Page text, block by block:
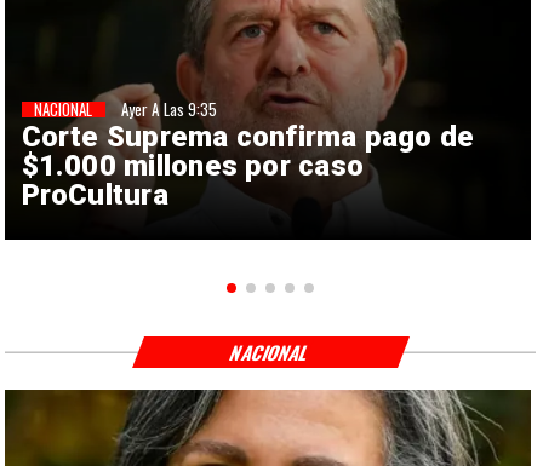
Corte Suprema confirma pago de
$1.000 millones por caso
ProCultura
NACIONAL Ayer A Las 9:35
NACIONAL